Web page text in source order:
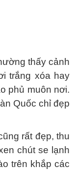
thấy cảnh
trắng xóa hay
phủ muôn nơi.
Quốc chỉ đẹp
rất đẹp, thu
chút se lạnh
trên khắp các